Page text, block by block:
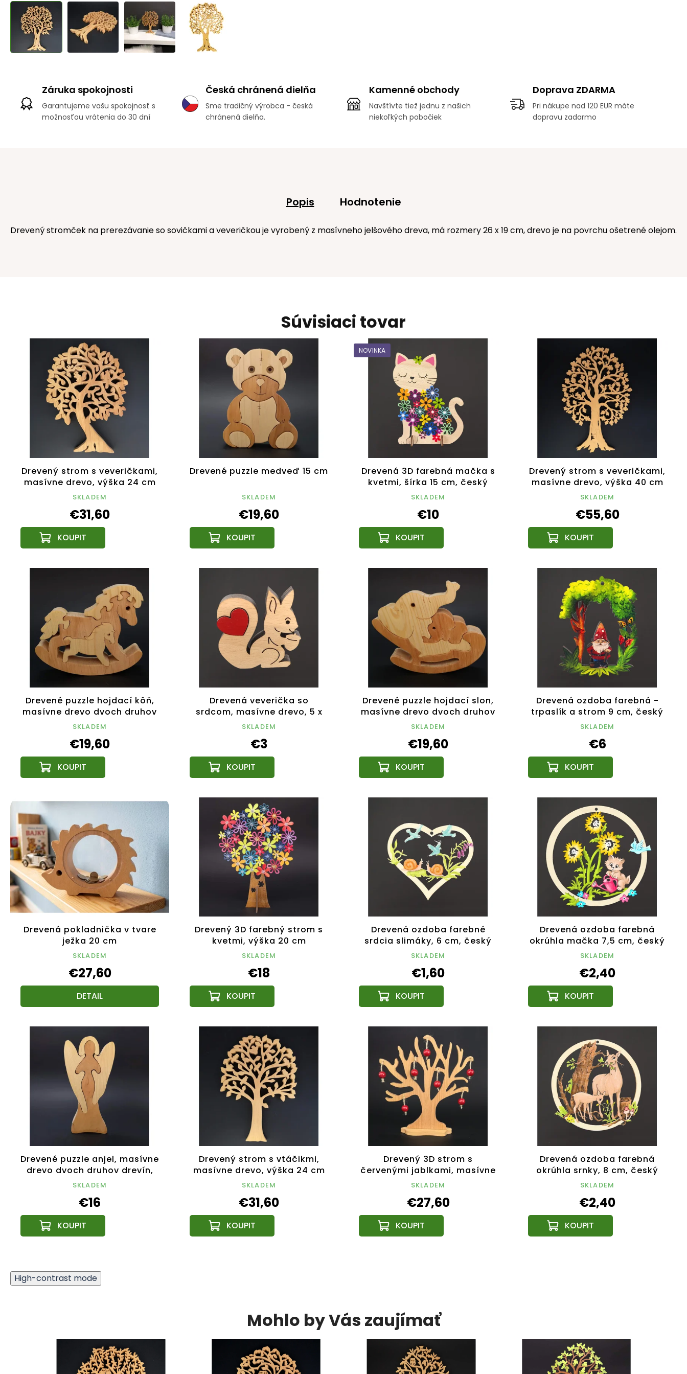
Záruka spokojnosti
Garantujeme vašu spokojnosť s
možnosťou vrátenia do 30 dní
Česká chránená dielňa
Sme tradičný výrobca - česká
chránená dielňa.
Kamenné obchody
Navštívte tiež jednu z našich
niekoľkých pobočiek
Doprava ZDARMA
Pri nákupe nad 120 EUR máte
dopravu zadarmo
Súvisiaci tovar
Drevený strom s veveričkami,
masívne drevo, výška 24 cm
SKLADEM
€31,60
Drevené puzzle medveď 15 cm
SKLADEM
€19,60
NOVINKA
Drevená 3D farebná mačka s
kvetmi, šírka 15 cm, český
výrobok
SKLADEM
€10
Drevený strom s veveričkami,
masívne drevo, výška 40 cm
SKLADEM
€55,60
Drevené puzzle hojdací kôň,
masívne drevo dvoch druhov
drevín, 13,5x11,5x3 cm
SKLADEM
€19,60
Drevená veverička so
srdcom, masívne drevo, 5 x
4,9 cm, český výrobok
SKLADEM
€3
Drevené puzzle hojdací slon,
masívne drevo dvoch druhov
drevín, 14x12,5x3 cm
SKLADEM
€19,60
Drevená ozdoba farebná -
trpaslík a strom 9 cm, český
výrobok
SKLADEM
€6
Drevená pokladnička v tvare
ježka 20 cm
SKLADEM
€27,60
DETAIL
Drevený 3D farebný strom s
kvetmi, výška 20 cm
SKLADEM
€18
Drevená ozdoba farebné
srdcia slimáky, 6 cm, český
výrobok
SKLADEM
€1,60
Drevená ozdoba farebná
okrúhla mačka 7,5 cm, český
výrobok
SKLADEM
€2,40
Drevené puzzle anjel, masívne
drevo dvoch druhov drevín,
25 cm
SKLADEM
€16
Drevený strom s vtáčikmi,
masívne drevo, výška 24 cm
SKLADEM
€31,60
Drevený 3D strom s
červenými jablkami, masívne
drevo, výška 20 cm
SKLADEM
€27,60
Drevená ozdoba farebná
okrúhla srnky, 8 cm, český
výrobok
SKLADEM
€2,40
Popis Hodnotenie
Drevený stromček na prerezávanie so sovičkami a veveričkou je vyrobený z masívneho jelšového dreva, má rozmery 26 x 19 cm, drevo je na povrchu ošetrené olejom.
High-contrast mode
Mohlo by Vás zaujímať